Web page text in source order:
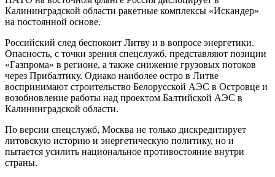
Калининградской области ракетные комплексы «Искандер»
на постоянной основе.
Российский след беспокоит Литву и в вопросе энергетики.
Опасность, с точки зрения спецслужб, представляют позиции
«Газпрома» в регионе, а также снижение грузовых потоков
через Прибалтику. Однако наиболее остро в Литве
воспринимают строительство Белорусской АЭС в Островце и
возобновление работы над проектом Балтийской АЭС в
Калининградской области.
По версии спецслужб, Москва не только дискредитирует
литовскую историю и энергетическую политику, но и
пытается усилить национальное противостояние внутри
страны.